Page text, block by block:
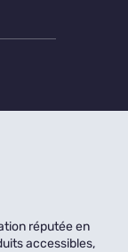
réputée en
accessibles,